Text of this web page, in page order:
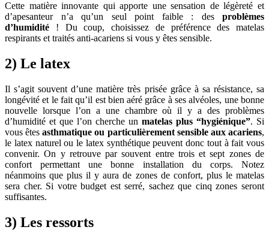
Cette matière innovante qui apporte une sensation de légèreté et
d’apesanteur n’a qu’un seul point faible : des problèmes
d’humidité ! Du coup, choisissez de préférence des matelas
respirants et traités anti-acariens si vous y êtes sensible.
2) Le latex
Il s’agit souvent d’une matière très prisée grâce à sa résistance, sa
longévité et le fait qu’il est bien aéré grâce à ses alvéoles, une bonne
nouvelle lorsque l’on a une chambre où il y a des problèmes
d’humidité et que l’on cherche un matelas plus “hygiénique”. Si
vous êtesasthmatique ou particulièrement sensible aux acariens,
le latex naturel ou le latex synthétique peuvent donc tout à fait vous
convenir. On y retrouve par souvent entre trois et sept zones de
confort permettant une bonne installation du corps. Notez
néanmoins que plus il y aura de zones de confort, plus le matelas
sera cher. Si votre budget est serré, sachez que cinq zones seront
suffisantes.
3) Les ressorts